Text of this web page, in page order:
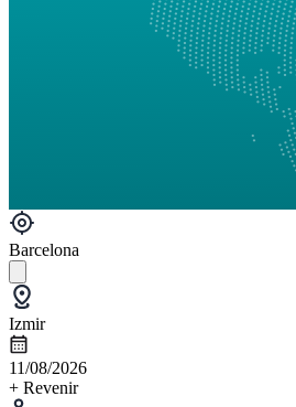
Barcelona
Izmir
11/08/2026
+ Revenir